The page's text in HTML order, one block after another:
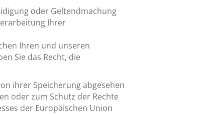
oder Geltendmachung
Ihrer
Ihren und unseren
Sie das Recht, die
ihrer Speicherung abgesehen
oder zum Schutz der Rechte
der Europäischen Union